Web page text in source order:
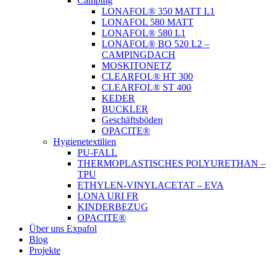
LONAFOL® 350 MATT L1
LONAFOL 580 MATT
LONAFOL® 580 L1
LONAFOL® BO 520 L2 –
CAMPINGDACH
MOSKITONETZ
CLEARFOL® HT 300
CLEARFOL® ST 400
KEDER
BUCKLER
Geschäftsböden
OPACITE®
Hygienetextilien
PU-FALL
THERMOPLASTISCHES POLYURETHAN –
TPU
ETHYLEN-VINYLACETAT – EVA
LONA URI FR
KINDERBEZUG
OPACITE®
Über uns Expafol
Blog
Projekte